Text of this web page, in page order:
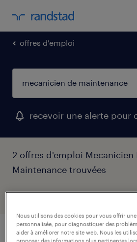
offres d'emploi
recevoir une alerte pour
2 offres d'emploi Mecanicien
Maintenance trouvées
mécanicien de
Nous utilisons des cookies pour vous offrir
personnalisée, pour diagnostiquer des
aider à améliorer notre site web. Nous les
proposer des informations plus pertinentes